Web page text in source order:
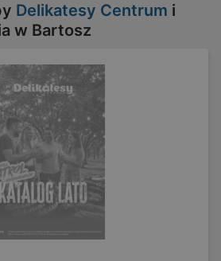
Delikatesy Centrum i
w Bartosz